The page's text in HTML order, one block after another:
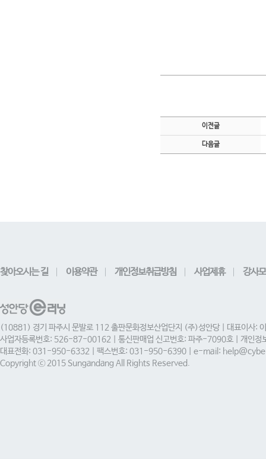
이전글
다음글
찾아오시는 길 이용약관 개인정보취급방침 사업제휴 강사
(10881) 경기 파주시 문발로 112 출판문화정보산업단지 (주)성안당 | 대표이사:
사업자등록번호: 526-87-00162 | 통신판매업 신고번호: 파주-7090호 | 개인정
대표전화: 031-950-6332 | 팩스번호: 031-950-6390 | e-mail:
Copyright ⓒ 2015 Sungandang All Rights Reserved.